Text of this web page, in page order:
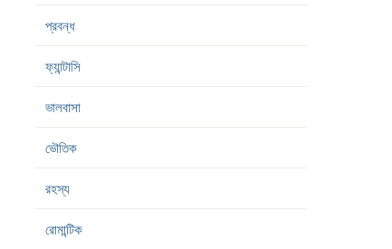
প্রবন্ধ
ফ্যান্টাসি
ভালবাসা
ভৌতিক
রহস্য
রোমান্টিক